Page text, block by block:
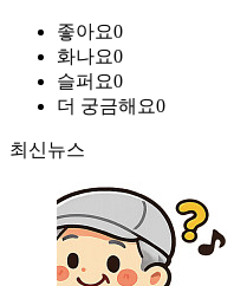
좋아요0
화나요0
슬퍼요0
더 궁금해요0
최신뉴스